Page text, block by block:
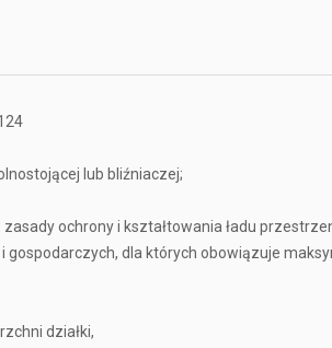
lub bliźniaczej;
ochrony i kształtowania ładu
dla których obowiązuje
działki,